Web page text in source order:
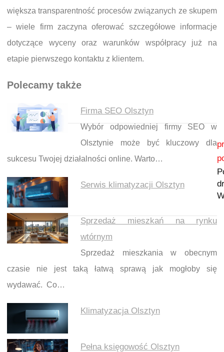
większa transparentność procesów związanych ze skupem
– wiele firm zaczyna oferować szczegółowe informacje
dotyczące wyceny oraz warunków współpracy już na
etapie pierwszego kontaktu z klientem.
Polecamy także
Firma SEO Olsztyn
Wybór odpowiedniej firmy SEO w
Olsztynie może być kluczowy dla
sukcesu Twojej działalności online. Warto…
Serwis klimatyzacji Olsztyn
Sprzedaż mieszkań na rynku
wtórnym
Sprzedaż mieszkania w obecnym
czasie nie jest taką łatwą sprawą jak mogłoby się
wydawać. Co…
Klimatyzacja Olsztyn
Pełna księgowość Olsztyn
Nawigacja wpisu